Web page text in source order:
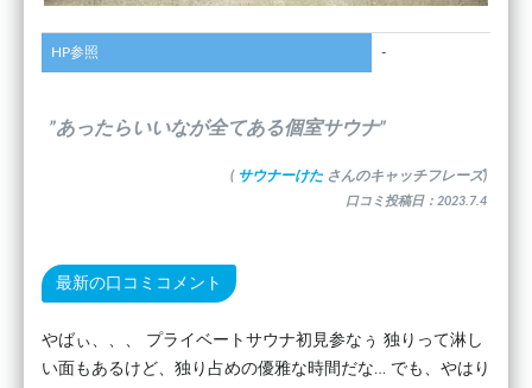
HP参照 -
”あったらいいなが全てある個室サウナ”
( サウナーけた さんのキャッチフレーズ)
口コミ投稿日：2023.7.4
最新の口コミコメント
やばぃ、、、 プライベートサウナ初見参なぅ 独りって淋し
い面もあるけど、独り占めの優雅な時間だな… でも、やはり